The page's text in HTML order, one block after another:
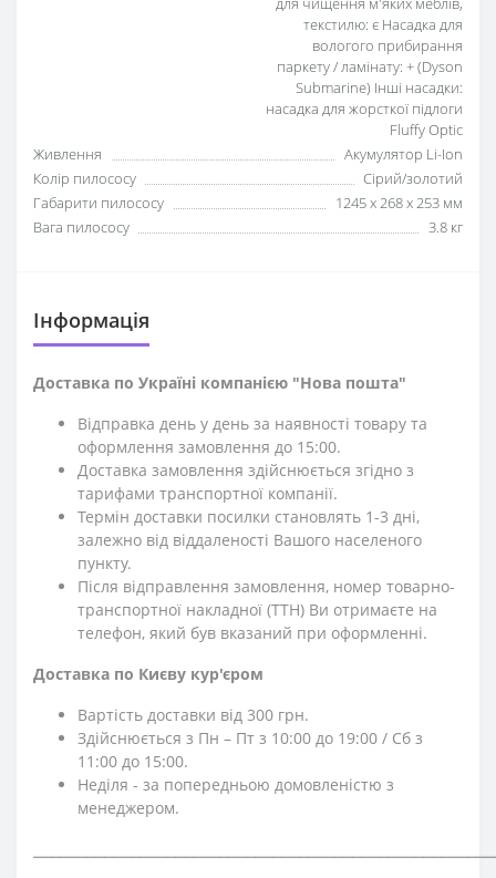
текстилю: є Насадка для
вологого прибирання
паркету / ламінату: + (Dyson
Submarine) Інші насадки:
насадка для жорсткої підлоги
Fluffy Optic
Живлення
Акумулятор Li-Ion
Колір пилососу
Сірий/золотий
Габарити пилососу
1245 х 268 х 253 мм
Вага пилососу
3.8 кг
Iнформація
Доставка по Україні компанією "Нова пошта"
Відправка день у день за наявності товару та
оформлення замовлення до 15:00.
Доставка замовлення здійснюється згідно з
тарифами транспортної компанії.
Термін доставки посилки становлять 1-3 дні,
залежно від віддаленості Вашого населеного
пункту.
Після відправлення замовлення, номер товарно-
транспортної накладної (ТТН) Ви отримаєте на
телефон, який був вказаний при оформленні.
Доставка по Києву кур'єром
Вартість доставки від 300 грн.
Здійснюється з Пн – Пт з 10:00 до 19:00 / Сб з
11:00 до 15:00.
Неділя - за попередньою домовленістю з
менеджером.